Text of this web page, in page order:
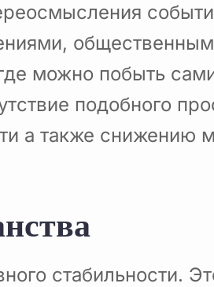
можно побыть
подобного
а также снижению
стабильности.